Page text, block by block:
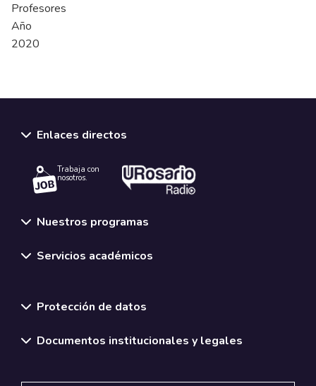
Profesores
Año
2020
Enlaces directos
Trabaja con
nosotros.
Nuestros programas
Servicios académicos
Protección de datos
Documentos institucionales y legales